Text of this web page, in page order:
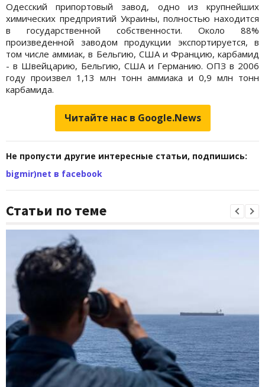
Одесский припортовый завод, одно из крупнейших
химических предприятий Украины, полностью находится
в государственной собственности. Около 88%
произведенной заводом продукции экспортируется, в
том числе аммиак, в Бельгию, США и Францию, карбамид
- в Швейцарию, Бельгию, США и Германию. ОПЗ в 2006
году произвел 1,13 млн тонн аммиака и 0,9 млн тонн
карбамида.
Читайте нас в Google.News
Не пропусти другие интересные статьи, подпишись:
bigmir)net в facebook
Статьи по теме